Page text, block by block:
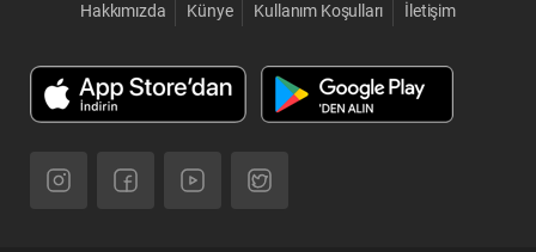
Hakkımızda Künye Kullanım Koşulları İletişim